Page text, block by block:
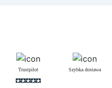
Trustpilot Szybka dostawa